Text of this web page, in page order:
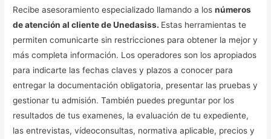
Recibe asesoramiento especializado llamando a losnúmeros
de atención al cliente de Unedasiss. Estas herramientas te
permiten comunicarte sin restricciones para obtener la mejor y
más completa información. Los operadores son los apropiados
para indicarte las fechas claves y plazos a conocer para
entregar la documentación obligatoria, presentar las pruebas y
gestionar tu admisión. También puedes preguntar por los
resultados de tus examenes, la evaluación de tu expediente,
las entrevistas, vídeoconsultas, normativa aplicable, precios y